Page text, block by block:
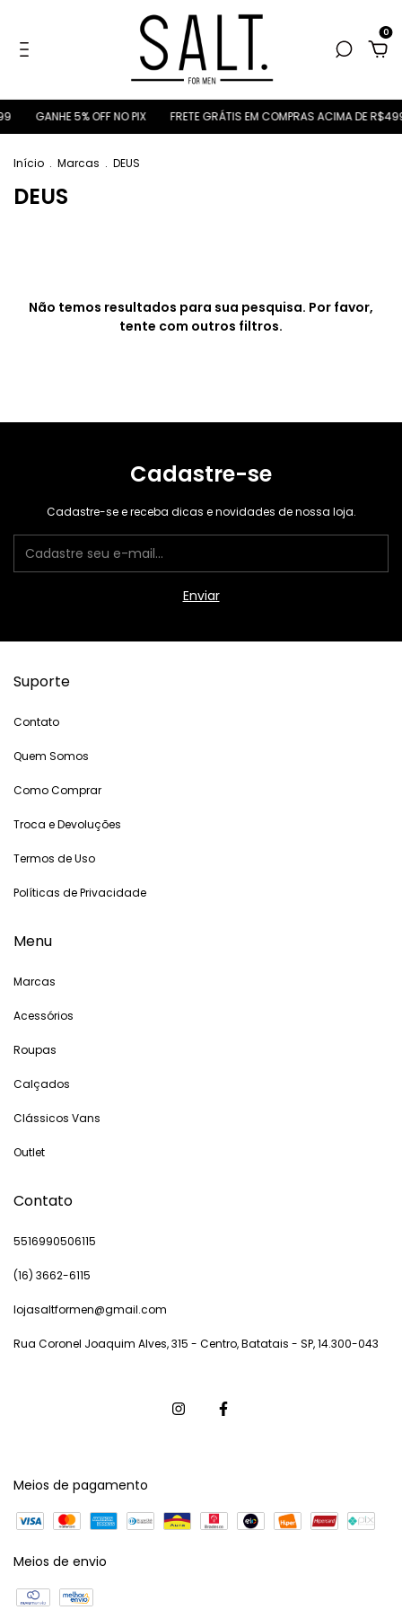
0
GANHE 5% OFF NO PIX FRETE GRÁTIS EM COMPRAS ACIMA DE
Início . Marcas . DEUS
DEUS
Não temos resultados para sua pesquisa. Por favor,
tente com outros filtros.
Cadastre-se
Cadastre-se e receba dicas e novidades de nossa loja.
Suporte
Contato
Quem Somos
Como Comprar
Troca e Devoluções
Termos de Uso
Políticas de Privacidade
Menu
Marcas
Acessórios
Roupas
Calçados
Clássicos Vans
Outlet
Contato
5516990506115
(16) 3662-6115
lojasaltformen@gmail.com
Rua Coronel Joaquim Alves, 315 - Centro, Batatais - SP, 14.300-043
Meios de pagamento
Meios de envio